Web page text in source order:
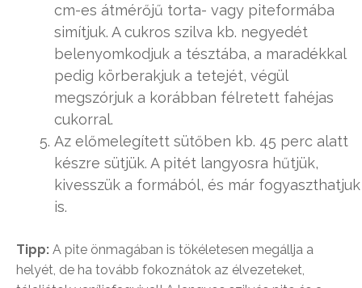
cm-es átmérőjű torta- vagy piteformába
simítjuk. A cukros szilva kb. negyedét
belenyomkodjuk a tésztába, a maradékkal
pedig körberakjuk a tetejét, végül
megszórjuk a korábban félretett fahéjas
cukorral.
Az előmelegített sütőben kb. 45 perc alatt
készre sütjük. A pitét langyosra hűtjük,
kivesszük a formából, és már fogyaszthatjuk
is.
Tipp: A pite önmagában is tökéletesen megállja a
helyét, de ha tovább fokoznátok az élvezeteket,